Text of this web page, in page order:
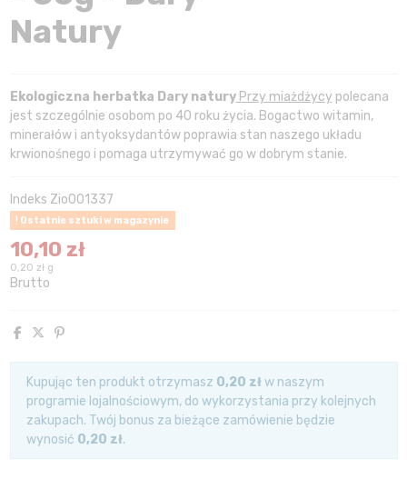
Natury
Ekologiczna herbatka Dary naturyPrzy miażdżycy polecana
jest szczególnie osobom po 40 roku życia. Bogactwo witamin,
minerałów i antyoksydantów poprawia stan naszego układu
krwionośnego i pomaga utrzymywać go w dobrym stanie.
Indeks Zio001337
Ostatnie sztuki w magazynie
10,10 zł
0,20 zł g
Brutto
Kupując ten produkt otrzymasz 0,20 złw naszym
programie lojalnościowym, do wykorzystania przy kolejnych
zakupach. Twój bonus za bieżące zamówienie będzie
wynosić 0,20 zł.